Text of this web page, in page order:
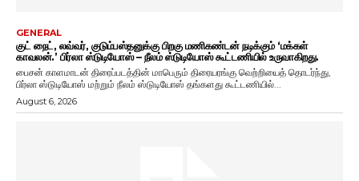
GENERAL
குட் நைட், லவ்வர், குடும்பஸ்தனுக்கு பிறகு மணிகண்டன் நடிக்கும் ‘மக்கள்
காவலன்.’ பிர்லா ஸ்டுடியோஸ் – நீலம் ஸ்டுடியோஸ் கூட்டணியில் உருவாகிறது.
பைசன் காளமாடன் திரைப்படத்தின் மாபெரும் திரையரங்கு வெற்றியைத் தொடர்ந்து,
பிர்லா ஸ்டுடியோஸ் மற்றும் நீலம் ஸ்டுடியோஸ் தங்களது கூட்டணியில்...
August 6, 2026